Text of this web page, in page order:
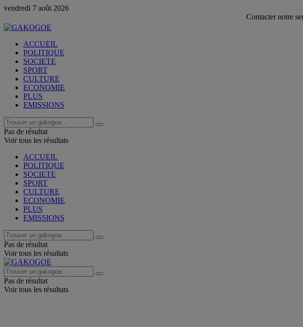
vendredi 7 août 2026
Contacter notre service
ACCUEIL
POLITIQUE
SOCIETE
SPORT
CULTURE
ECONOMIE
PLUS
EMISSIONS
Pas de résultat
Voir tous les résultats
ACCUEIL
POLITIQUE
SOCIETE
SPORT
CULTURE
ECONOMIE
PLUS
EMISSIONS
Pas de résultat
Voir tous les résultats
Pas de résultat
Voir tous les résultats